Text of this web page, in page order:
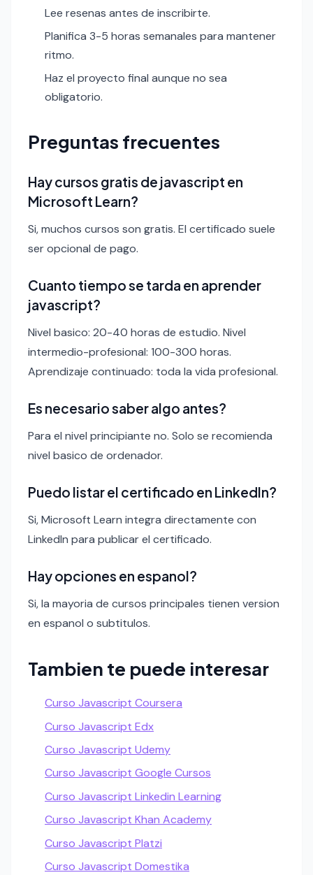
Lee resenas antes de inscribirte.
Planifica 3-5 horas semanales para mantener
ritmo.
Haz el proyecto final aunque no sea
obligatorio.
Preguntas frecuentes
Hay cursos gratis de javascript en
Microsoft Learn?
Si, muchos cursos son gratis. El certificado suele
ser opcional de pago.
Cuanto tiempo se tarda en aprender
javascript?
Nivel basico: 20-40 horas de estudio. Nivel
intermedio-profesional: 100-300 horas.
Aprendizaje continuado: toda la vida profesional.
Es necesario saber algo antes?
Para el nivel principiante no. Solo se recomienda
nivel basico de ordenador.
Puedo listar el certificado en LinkedIn?
Si, Microsoft Learn integra directamente con
LinkedIn para publicar el certificado.
Hay opciones en espanol?
Si, la mayoria de cursos principales tienen version
en espanol o subtitulos.
Tambien te puede interesar
Curso Javascript Coursera
Curso Javascript Edx
Curso Javascript Udemy
Curso Javascript Google Cursos
Curso Javascript Linkedin Learning
Curso Javascript Khan Academy
Curso Javascript Platzi
Curso Javascript Domestika